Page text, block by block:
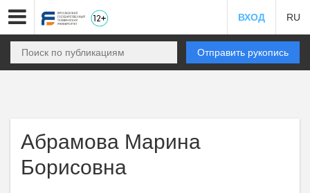
ВХОД RU
Отправить рукопись
Абрамова Марина
Борисовна